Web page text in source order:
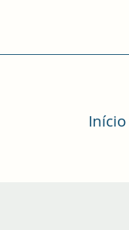
Início